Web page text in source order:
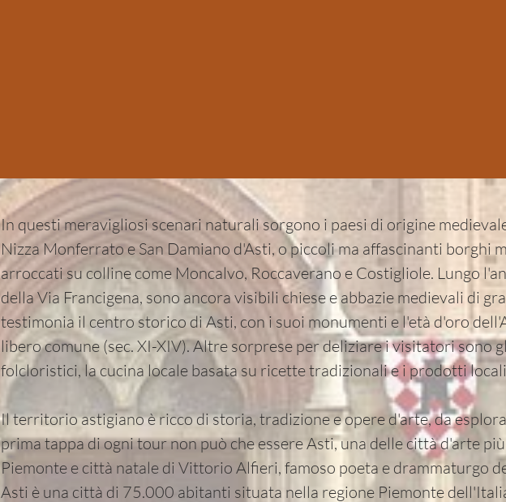
In questi meravigliosi scenari naturali sorgono i paesi di origine
Nizza Monferrato e San Damiano d'Asti, o piccoli ma affascinanti borghi
arroccati su colline come Moncalvo, Roccaverano e Costigliole. Lungo
della Via Francigena, sono ancora visibili chiese e abbazie medievali di
testimonia il centro storico di Asti, con i suoi monumenti e l'età d'oro
libero comune (sec. XI-XIV). Altre sorprese per deliziare i visitatori sono
folcloristici, la cucina locale basata su ricette tradizionali e i prodotti
Il territorio astigiano è ricco di storia, tradizione e opere d'arte, da
prima tappa di ogni tour non può che essere Asti, una delle città d'arte
Piemonte e città natale di Vittorio Alfieri, famoso poeta e drammaturgo
Asti è una città di 75.000 abitanti situata nella regione Piemonte